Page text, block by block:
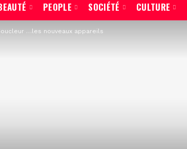
PEOPLE SOCIÉTÉ CULTURE
…les nouveaux appareils